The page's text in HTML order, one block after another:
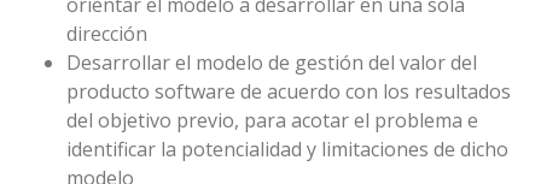
dirección
Desarrollar el modelo de gestión del valor del
producto software de acuerdo con los resultados
del objetivo previo, para acotar el problema e
identificar la potencialidad y limitaciones de dicho
modelo